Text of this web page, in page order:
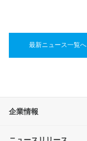
最新ニュース一覧へ
企業情報